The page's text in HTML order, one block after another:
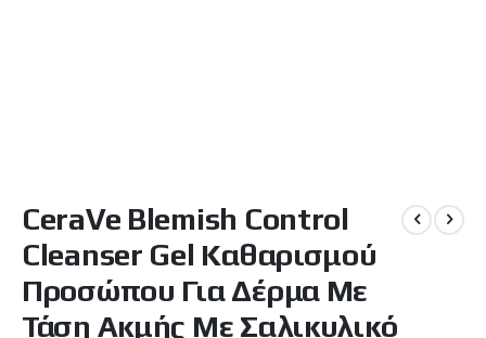
στην
της
συλλογής
εικόνων
CeraVe Blemish Control
Cleanser Gel Καθαρισμού
Προσώπου Για Δέρμα Με
Τάση Ακμής Με Σαλικυλικό